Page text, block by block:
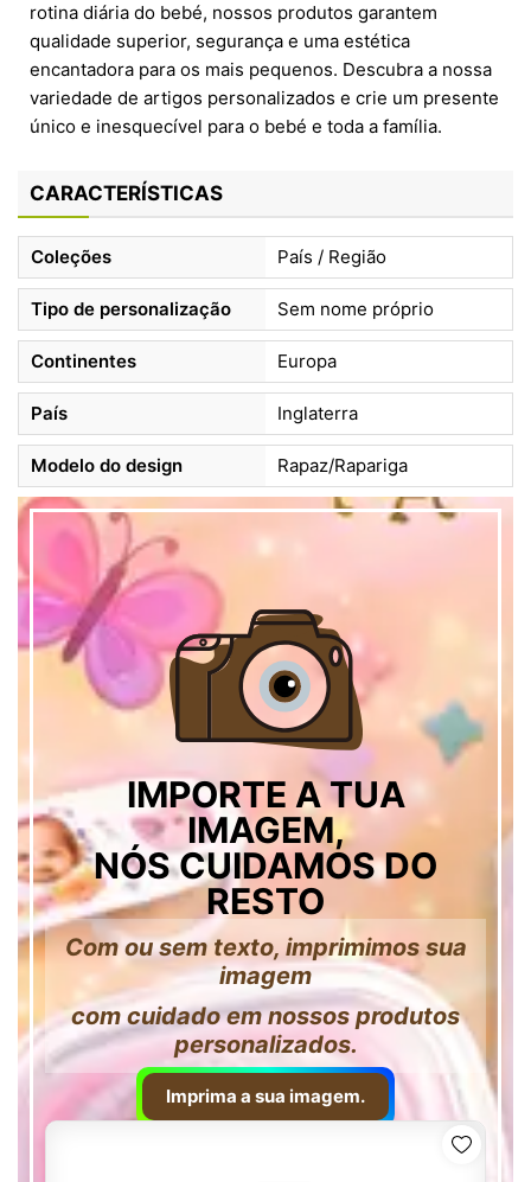
rotina diária do bebé, nossos produtos garantem
qualidade superior, segurança e uma estética
encantadora para os mais pequenos. Descubra a nossa
variedade de artigos personalizados e crie um presente
único e inesquecível para o bebé e toda a família.
CARACTERÍSTICAS
Coleções País / Região
Tipo de personalização Sem nome próprio
Continentes Europa
País Inglaterra
Modelo do design Rapaz/Rapariga
IMPORTE A TUA
IMAGEM,
NÓS CUIDAMOS DO
RESTO
Com ou sem texto, imprimimos sua
imagem
com cuidado em nossos produtos
personalizados.
Imprima a sua imagem.